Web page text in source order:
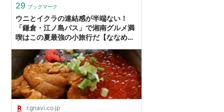
29 ブックマーク
ウニとイクラの連結感が半端ない！
「鎌倉・江ノ島パス」で湘南グルメ満
喫はこの夏最強の小旅行だ【ななめ
なび みんなのごはん
r.gnavi.co.jp